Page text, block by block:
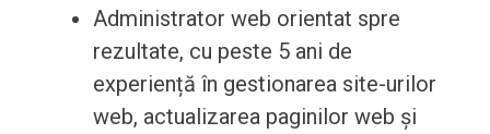
Administrator web orientat spre
rezultate, cu peste 5 ani de
experiență în gestionarea site-urilor
web, actualizarea paginilor web și